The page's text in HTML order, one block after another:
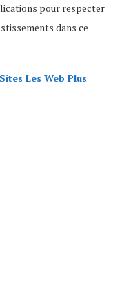
pour respecter
dans ce
Les Web Plus